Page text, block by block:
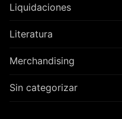
Liquidaciones
Literatura
Merchandising
Sin categorizar